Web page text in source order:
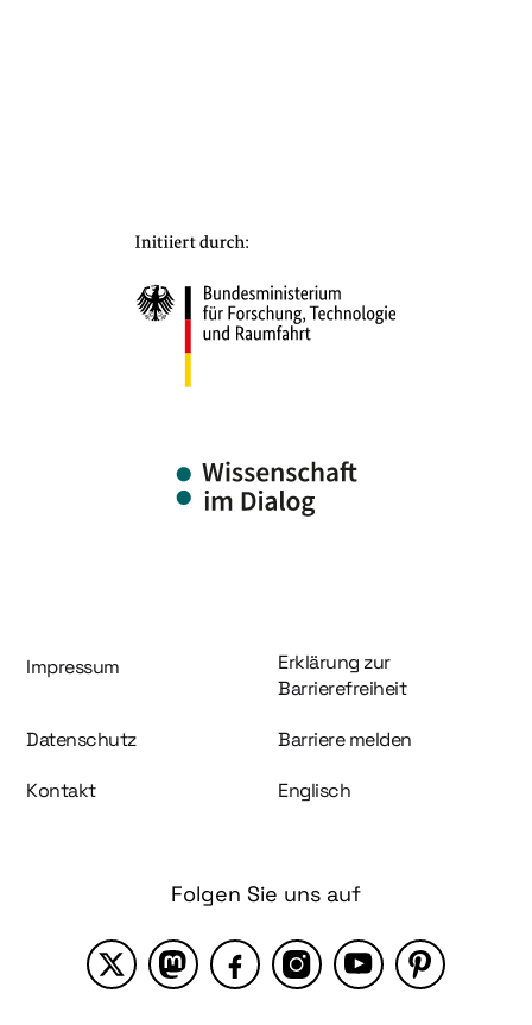
Information und Service
Impressum
Erklärung zur
Barrierefreiheit
Datenschutz Barriere melden
Kontakt Englisch
Folgen Sie uns auf